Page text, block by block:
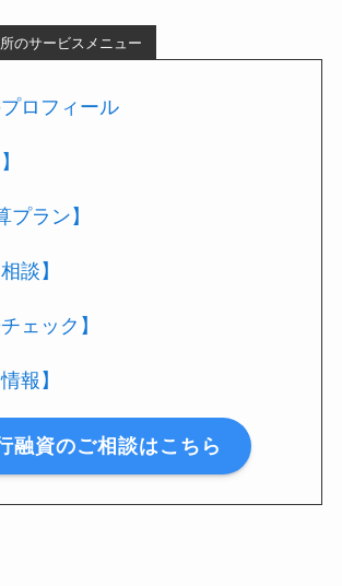
のサービスメニュー
ロフィール
プラン】
談】
ェック】
報】
融資のご相談はこちら